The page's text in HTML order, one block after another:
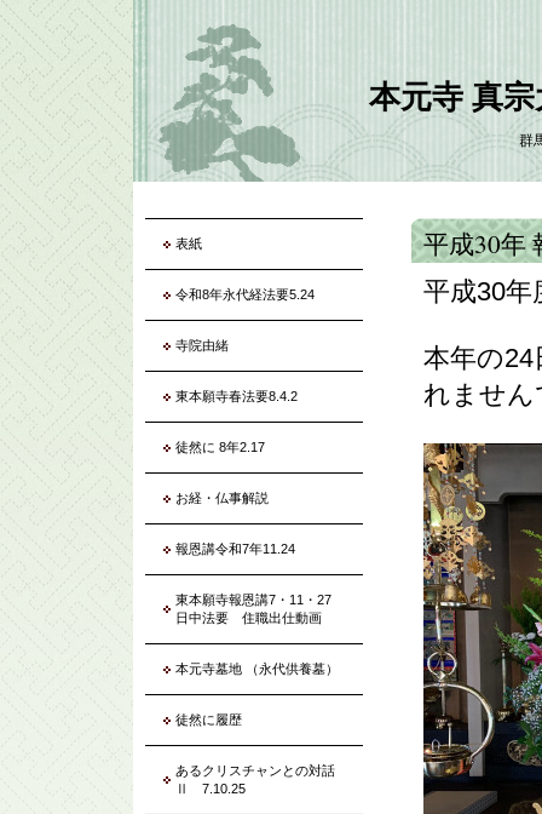
本元寺 真
群
平成30年
平成30年
本年の24
れません
表紙
令和8年永代経法要5.24
寺院由緒
東本願寺春法要8.4.2
徒然に 8年2.17
お経・仏事解説
報恩講令和7年11.24
東本願寺報恩講7・11・27
日中法要 住職出仕動画
本元寺墓地 （永代供養墓）
徒然に履歴
あるクリスチャンとの対話
Ⅱ 7.10.25